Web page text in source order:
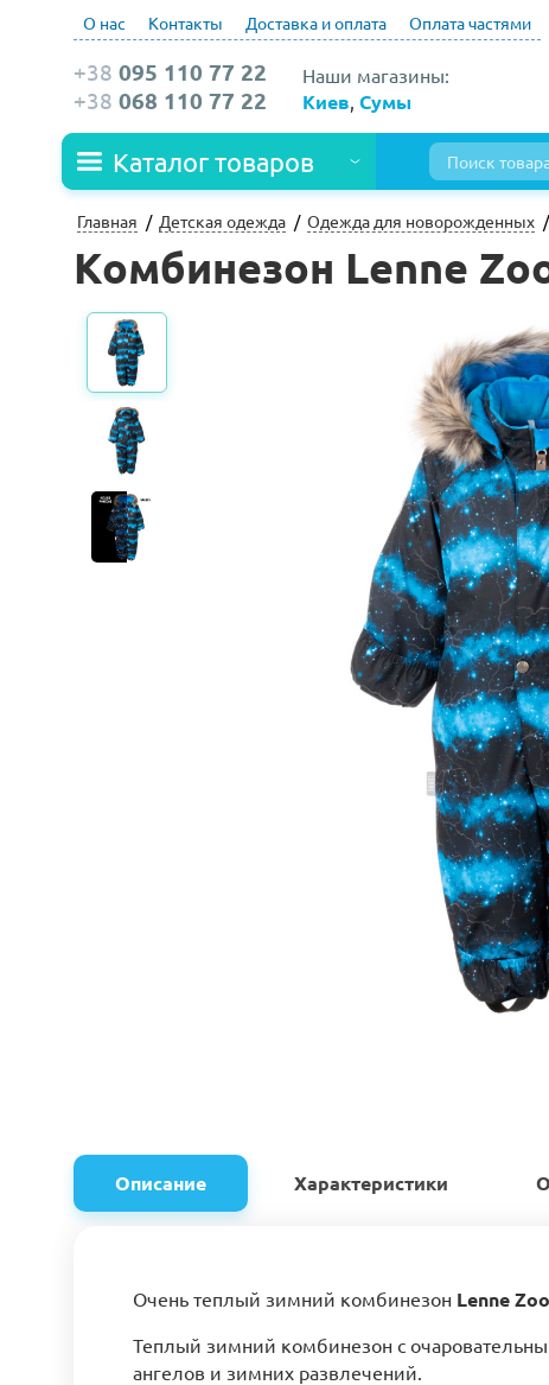
О нас Контакты Доставка и оплата Оплата частями
Наши магазины:
Киев Сумы
+38 095 110 77 22
+38 068 110 77 22
Каталог товаров
Главная Детская одежда Одежда для новорожденных
Комбинезон Lenne
Описание Характеристики
Очень теплый зимний комбинезон Lenne Zoo
Теплый зимний комбинезон с
ангелов и зимних развлечений.